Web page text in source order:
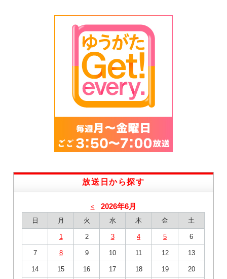
放送日から探す
< 2026年6月
日 月 火 水 木 金 土
1 2 3 4 5 6
7 8 9 10 11 12 13
14 15 16 17 18 19 20